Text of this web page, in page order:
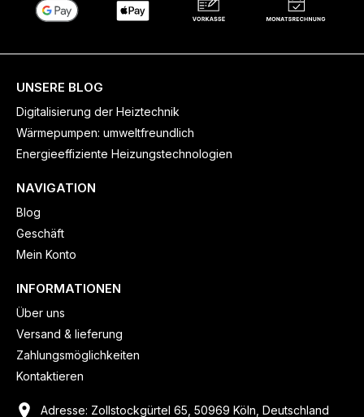
UNSERE BLOG
Digitalisierung der Heiztechnik
Wärmepumpen: umweltfreundlich
Energieeffiziente Heizungstechnologien
NAVIGATION
Blog
Geschäft
Mein Konto
INFORMATIONEN
Über uns
Versand & lieferung
Zahlungsmöglichkeiten
Kontaktieren
Adresse: Zollstockgürtel 65, 50969 Köln, Deutschland